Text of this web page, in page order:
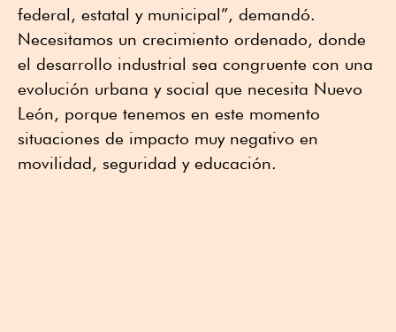
federal, estatal y municipal”, demandó.
Necesitamos un crecimiento ordenado, donde
el desarrollo industrial sea congruente con una
evolución urbana y social que necesita Nuevo
León, porque tenemos en este momento
situaciones de impacto muy negativo en
movilidad, seguridad y educación.